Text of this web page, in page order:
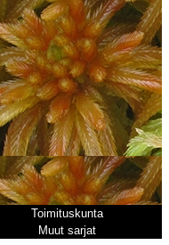
Toimituskunta
Muut sarjat